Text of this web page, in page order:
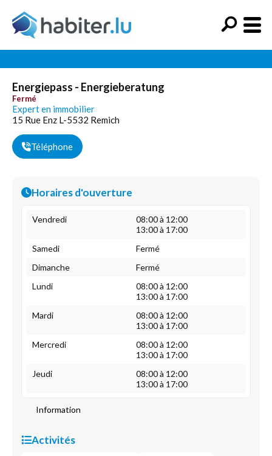
Energiepass - Energieberatung
Fermé
Expert en immobilier
15 Rue Enz L-5532 Remich
Téléphone
Horaires d'ouverture
Vendredi
08:00 à 12:00
13:00 à 17:00
Samedi
Fermé
Dimanche
Fermé
Lundi
08:00 à 12:00
13:00 à 17:00
Mardi
08:00 à 12:00
13:00 à 17:00
Mercredi
08:00 à 12:00
13:00 à 17:00
Jeudi
08:00 à 12:00
13:00 à 17:00
Information
Activités